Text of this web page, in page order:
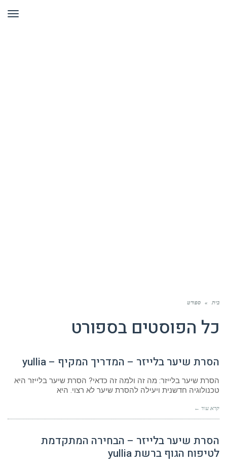
בית » ספורט
כל הפוסטים בספורט
הסרת שיער בלייזר – המדריך המקיף – yullia
הסרת שיער בלייזר: מה זה ולמה זה כדאי? הסרת שיער בלייזר היא
טכנולוגיה חדשנית ויעילה להסרת שיער לא רצוי. היא
קרא עוד ←
הסרת שיער בלייזר – הבחירה המתקדמת
לטיפוח הגוף ברשת yullia